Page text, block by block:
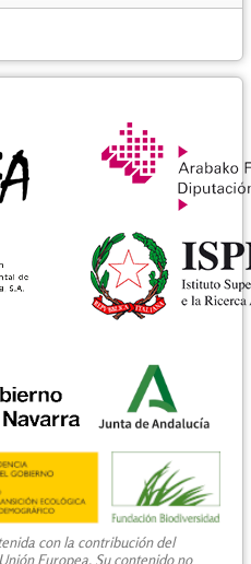
con la contribución del
Europea. Su contenido no